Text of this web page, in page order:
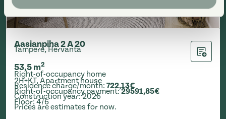
Aasianpiha 2 A 20
Tampere, Hervanta
Add to
53,5m2
Right-of-occupancy home
2H+KT,Apartment house
Residence charge/month: 722,13€
Right-of-occupancy payment:29591,85€
Construction year:2026
Floor:4/6
Prices are estimates for now.